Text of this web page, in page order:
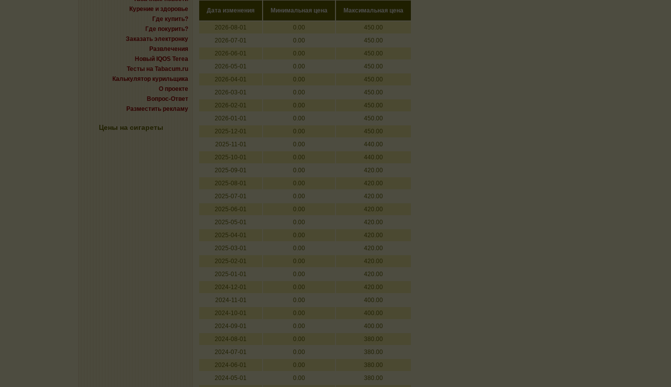
Курение и здоровье
Где купить?
Где покурить?
Заказать электронку
Развлечения
Новый IQOS Terea
Тесты на Tabacum.ru
Калькулятор курильщика
О проекте
Вопрос-Ответ
Разместить рекламу
Цены на сигареты
Дата изменения Минимальная цена Максимальная цена
2026-08-01 0.00
450.00
2026-07-01
0.00
450.00
2026-06-01
0.00
450.00
2026-05-01
0.00
450.00
2026-04-01
0.00
450.00
2026-03-01
0.00
450.00
2026-02-01
0.00
450.00
2026-01-01
0.00
450.00
2025-12-01
0.00
450.00
2025-11-01
0.00
440.00
2025-10-01
0.00
440.00
2025-09-01
0.00
420.00
2025-08-01
0.00
420.00
2025-07-01
0.00
420.00
2025-06-01
0.00
420.00
2025-05-01
0.00
420.00
2025-04-01
0.00
420.00
2025-03-01
0.00
420.00
2025-02-01
0.00
420.00
2025-01-01
0.00
420.00
2024-12-01
0.00
420.00
2024-11-01
0.00
400.00
2024-10-01
0.00
400.00
2024-09-01
0.00
400.00
2024-08-01
0.00
380.00
2024-07-01
0.00
380.00
2024-06-01
0.00
380.00
2024-05-01
0.00
380.00